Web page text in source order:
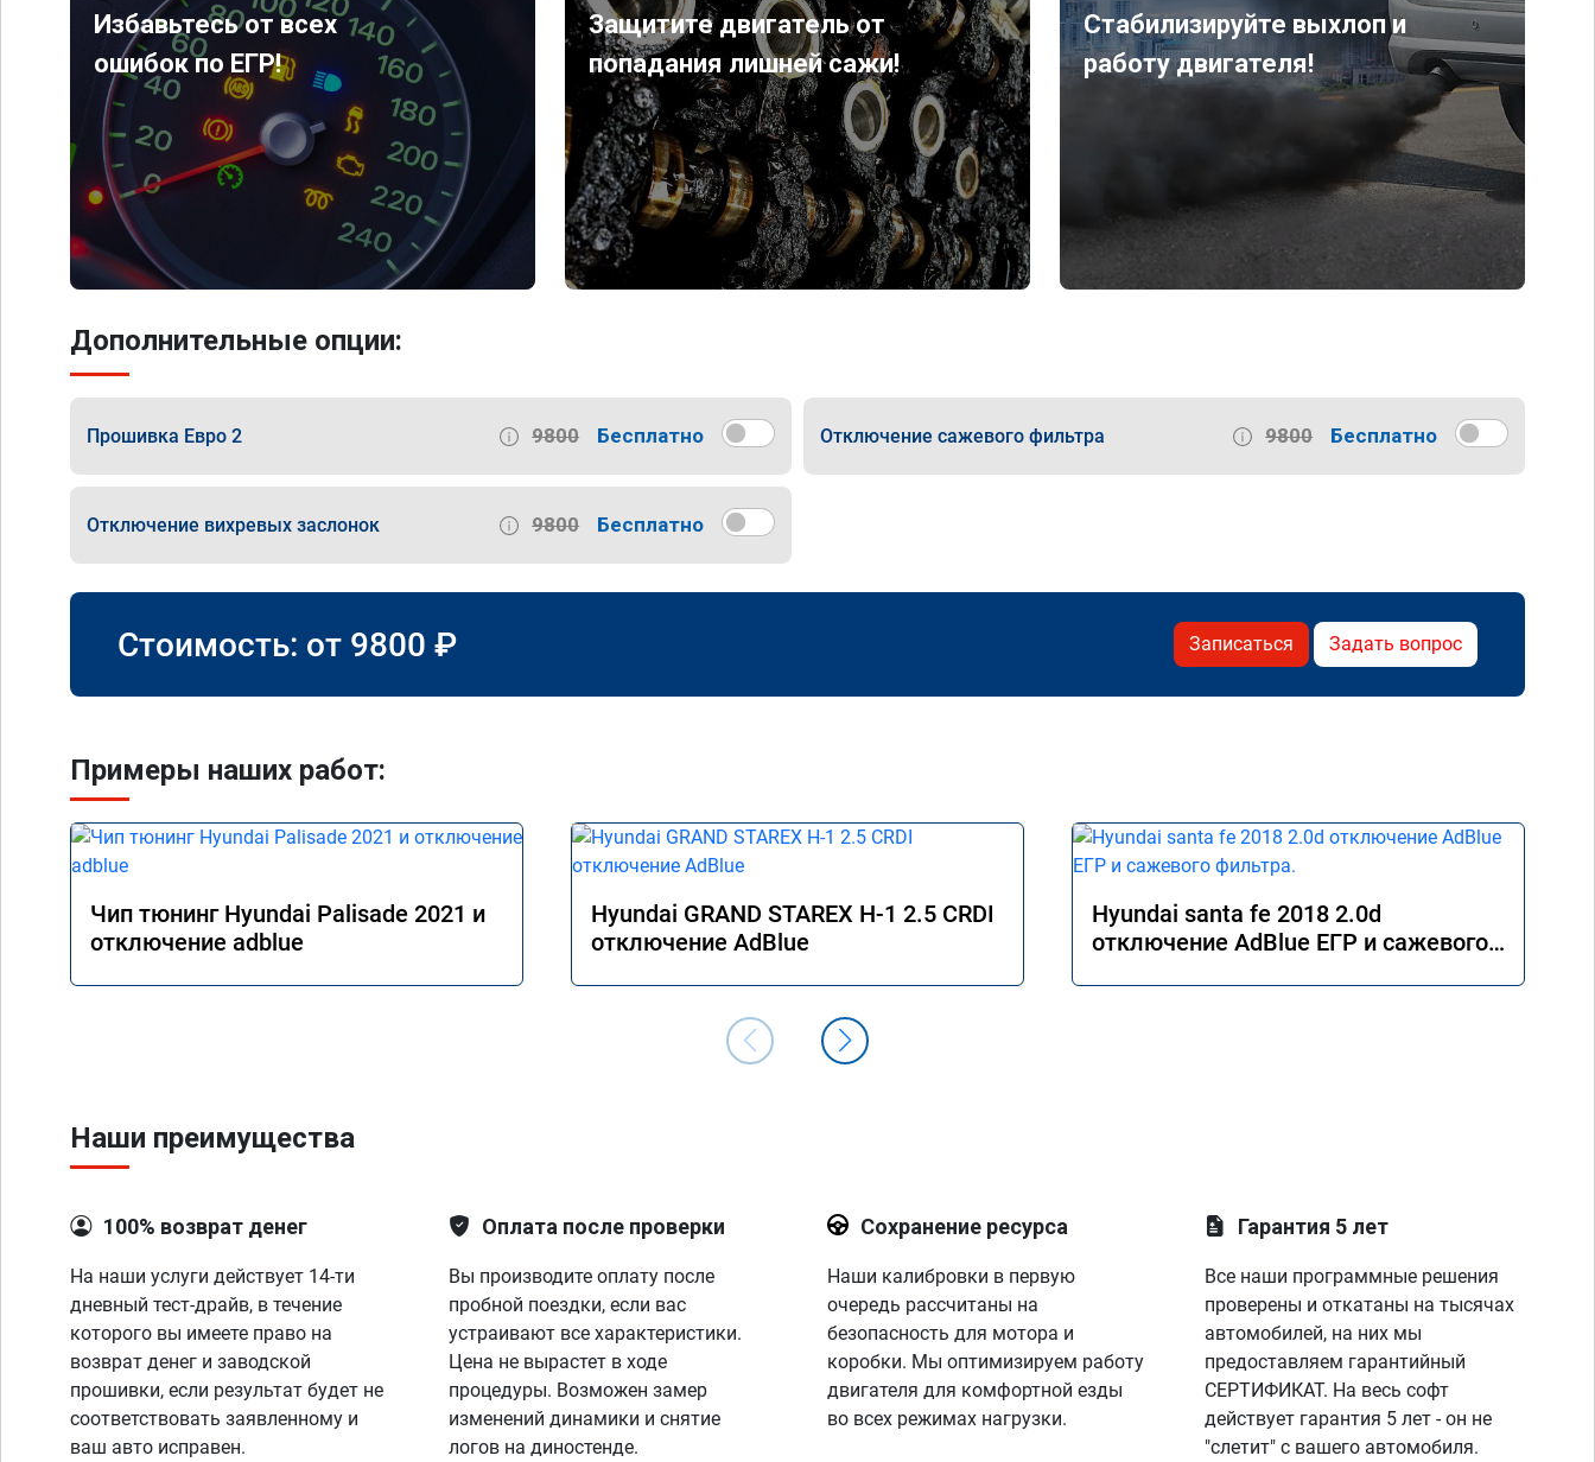
Избавьтесь от всех
ошибок по ЕГР!
Защитите двигатель от
попадания лишней сажи!
Стабилизируйте выхлоп и
работу двигателя!
Дополнительные опции:
Прошивка Евро 2 9800 Бесплатно Отключение сажевого фильтра 9800 Бесплатно
Отключение вихревых заслонок 9800 Бесплатно
Стоимость: от 9800 ₽ Записаться Задать вопрос
Примеры наших работ:
Чип тюнинг Hyundai Palisade 2021 и
отключение adblue
Hyundai GRAND STAREX H-1 2.5 CRDI
отключение AdBlue
Hyundai santa fe 2018 2.0d
отключение AdBlue ЕГР и сажевого
Наши преимущества
100% возврат денег
На наши услуги действует 14-ти
дневный тест-драйв, в течение
которого вы имеете право на
возврат денег и заводской
прошивки, если результат будет не
соответствовать заявленному и
ваш авто исправен.
Оплата после проверки
Вы производите оплату после
пробной поездки, если вас
устраивают все характеристики.
Цена не вырастет в ходе
процедуры. Возможен замер
изменений динамики и снятие
логов на диностенде.
Сохранение ресурса
Наши калибровки в первую
очередь рассчитаны на
безопасность для мотора и
коробки. Мы оптимизируем работу
двигателя для комфортной езды
во всех режимах нагрузки.
Гарантия 5 лет
Все наши программные решения
проверены и откатаны на тысячах
автомобилей, на них мы
предоставляем гарантийный
СЕРТИФИКАТ. На весь софт
действует гарантия 5 лет - он не
"слетит" с вашего автомобиля.